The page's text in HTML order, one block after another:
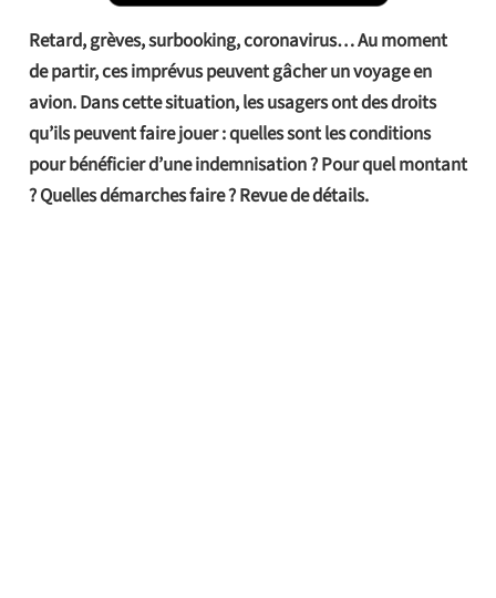
Retard, grèves, surbooking, coronavirus… Au moment
de partir, ces imprévus peuvent gâcher un voyage en
avion. Dans cette situation, les usagers ont des droits
qu’ils peuvent faire jouer : quelles sont les conditions
pour bénéficier d’une indemnisation ? Pour quel montant
? Quelles démarches faire ? Revue de détails.